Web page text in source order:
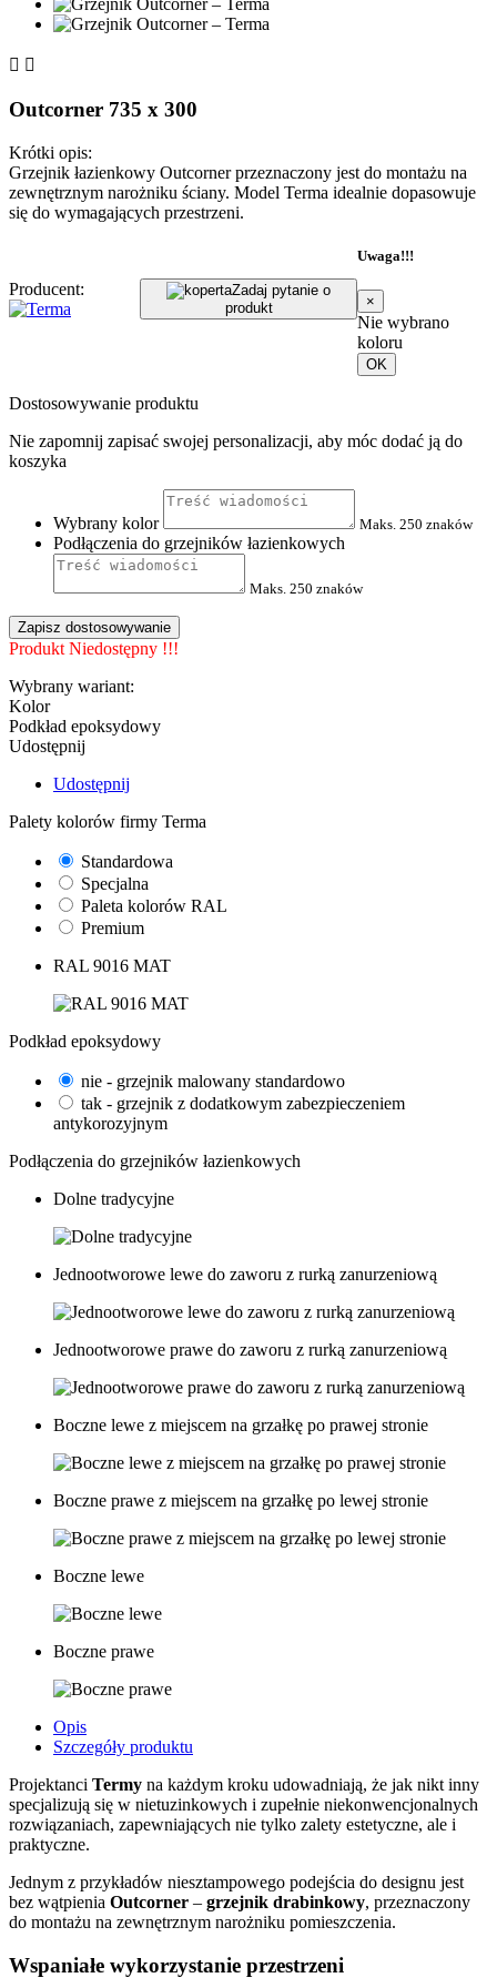
 
Outcorner 735 x 300
Krótki opis:
Grzejnik łazienkowy Outcorner przeznaczony jest do montażu na
zewnętrznym narożniku ściany. Model Terma idealnie dopasowuje
się do wymagających przestrzeni.
Producent:
Zadaj pytanie o
produkt
Uwaga!!!
×
Nie wybrano
koloru
OK
Dostosowywanie produktu
Nie zapomnij zapisać swojej personalizacji, aby móc dodać ją do
koszyka
Wybrany kolor Maks. 250 znaków
Podłączenia do grzejników łazienkowych
Maks. 250 znaków
Zapisz dostosowywanie
Produkt Niedostępny !!!
Wybrany wariant:
Kolor
Podkład epoksydowy
Udostępnij
Udostępnij
Palety kolorów firmy Terma
Standardowa
Specjalna
Paleta kolorów RAL
Premium
RAL 9016 MAT
Podkład epoksydowy
nie - grzejnik malowany standardowo
tak - grzejnik z dodatkowym zabezpieczeniem
antykorozyjnym
Podłączenia do grzejników łazienkowych
Dolne tradycyjne
Jednootworowe lewe do zaworu z rurką zanurzeniową
Jednootworowe prawe do zaworu z rurką zanurzeniową
Boczne lewe z miejscem na grzałkę po prawej stronie
Boczne prawe z miejscem na grzałkę po lewej stronie
Boczne lewe
Boczne prawe
Opis
Szczegóły produktu
Projektanci Termy na każdym kroku udowadniają, że jak nikt inny
specjalizują się w nietuzinkowych i zupełnie niekonwencjonalnych
rozwiązaniach, zapewniających nie tylko zalety estetyczne, ale i
praktyczne.
Jednym z przykładów niesztampowego podejścia do designu jest
bez wątpienia Outcorner – grzejnik drabinkowy, przeznaczony
do montażu na zewnętrznym narożniku pomieszczenia.
Wspaniałe wykorzystanie przestrzeni